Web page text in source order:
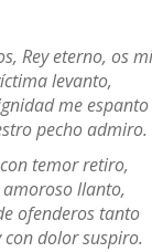
Rey eterno, os
levanto,
me espanto
pecho admiro.
temor retiro,
llanto,
ofenderos tanto
dolor suspiro.